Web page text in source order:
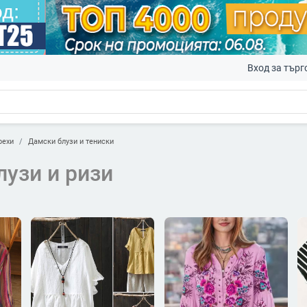
Вход за
Дамски блузи и тениски
и ризи